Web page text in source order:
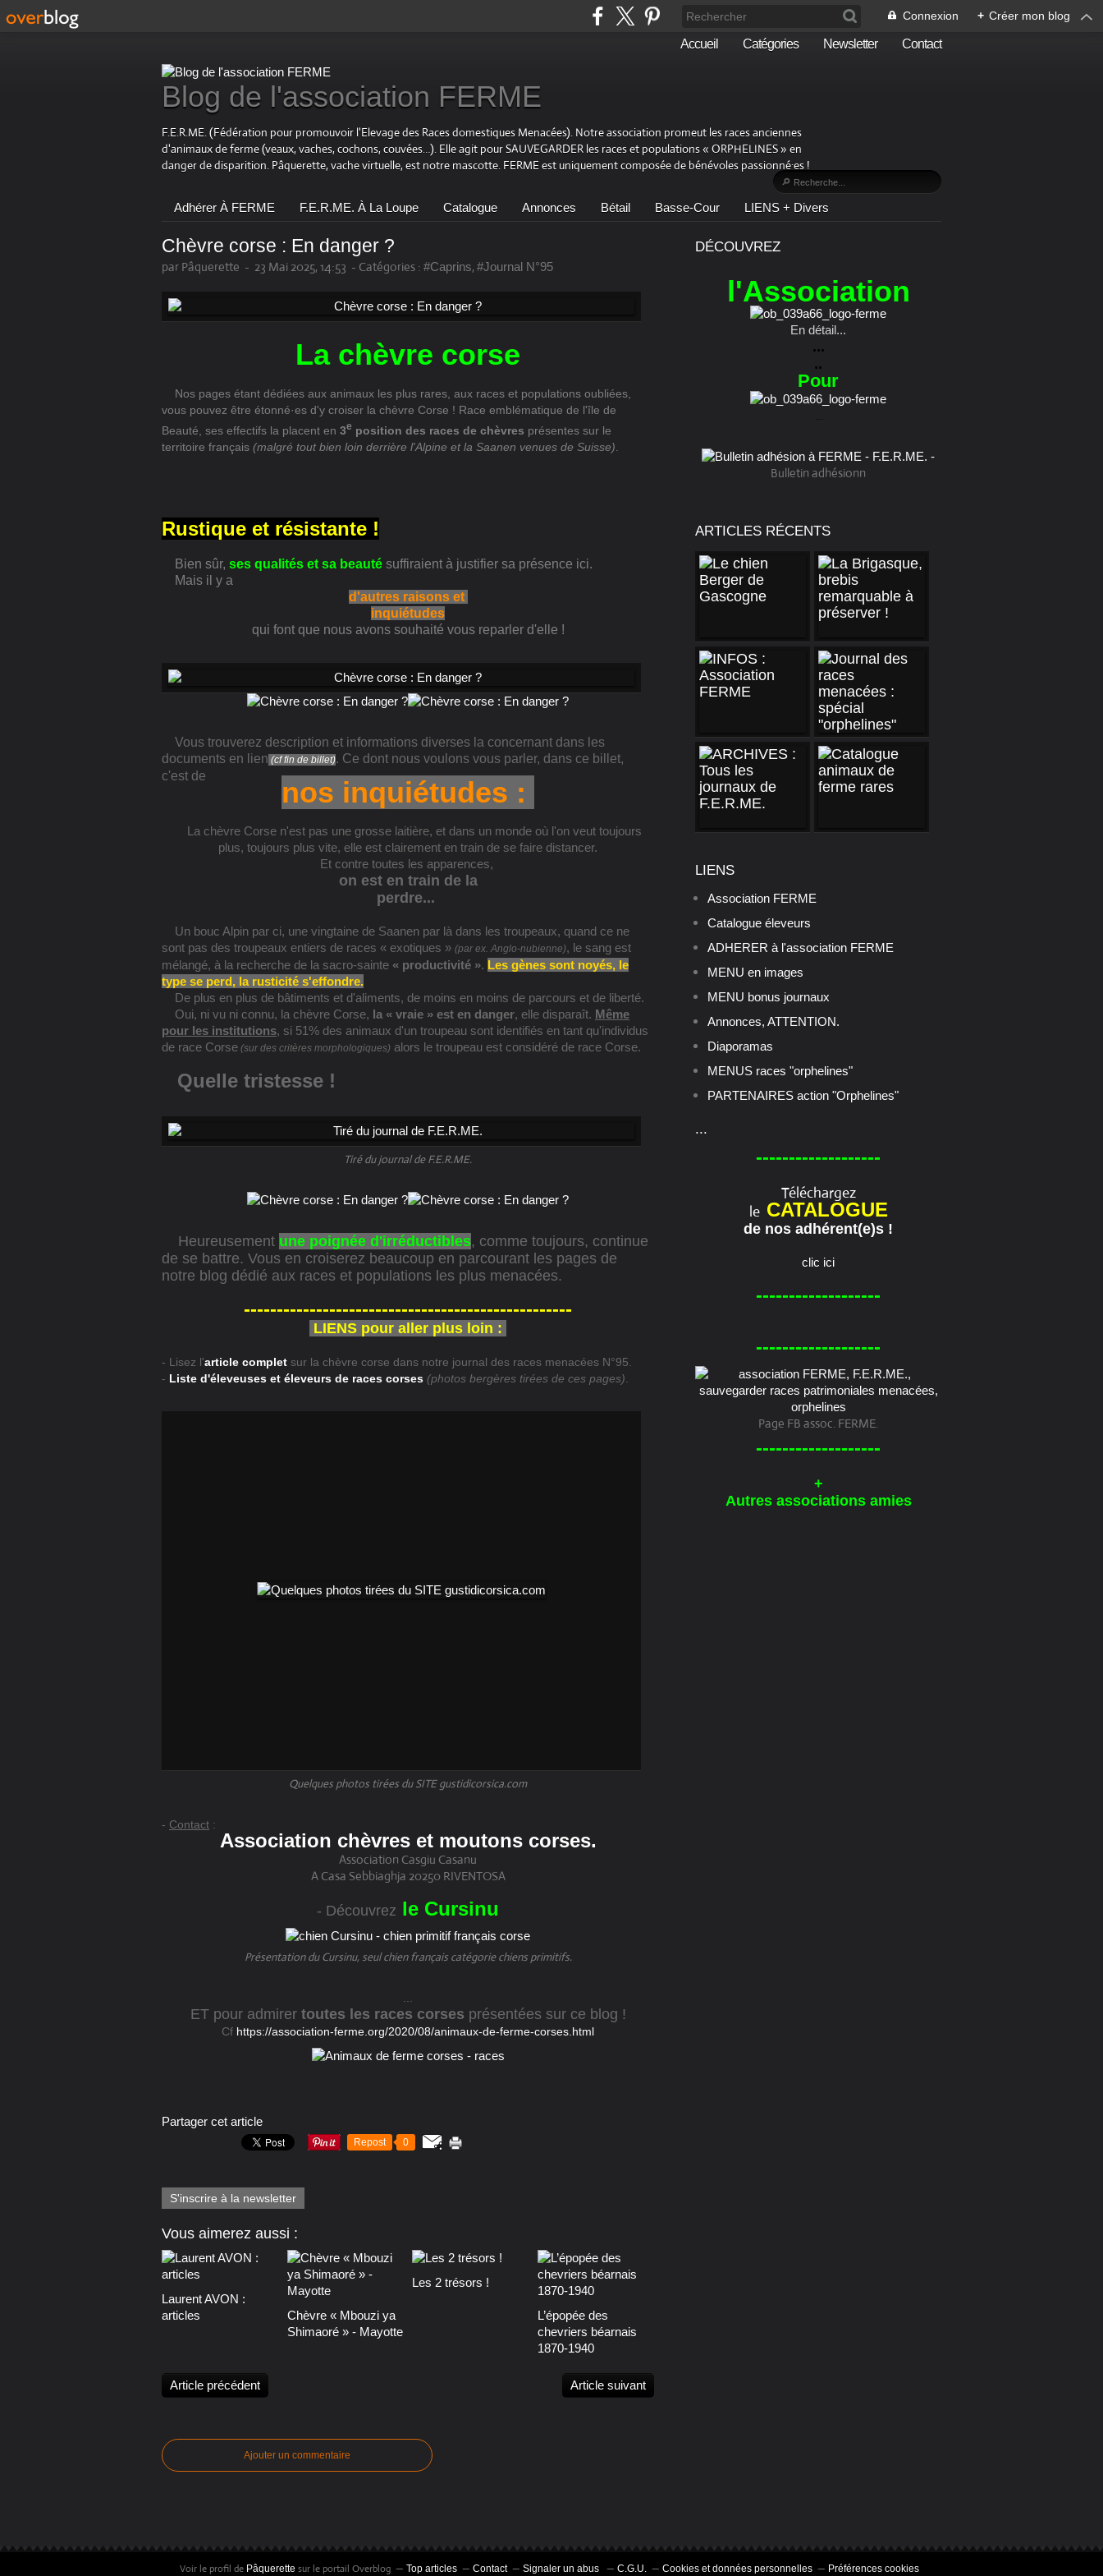
Connexion + Créer mon blog
Accueil Catégories Newsletter Contact
Blog de l'association FERME
F.E.R.ME. (Fédération pour promouvoir l'Elevage des Races domestiques Menacées). Notre association promeut les races anciennes
d'animaux de ferme (veaux, vaches, cochons, couvées…). Elle agit pour SAUVEGARDER les races et populations « ORPHELINES » en
danger de disparition. Pâquerette, vache virtuelle, est notre mascotte. FERME est uniquement composée de bénévoles passionné·es !
Adhérer À FERME F.E.R.ME. À La Loupe Catalogue Annonces Bétail Basse-Cour LIENS + Divers
Chèvre corse : En danger ?
par Pâquerette - 23 Mai 2025, 14:53 - Catégories : #Caprins, #Journal N°95
La chèvre corse
Nos pages étant dédiées aux animaux les plus rares, aux races et populations oubliées,
vous pouvez être étonné·es d'y croiser la chèvre Corse ! Race emblématique de l'île de
Beauté, ses effectifs la placent en 3e position des races de chèvres présentes sur le
territoire français (malgré tout bien loin derrière l'Alpine et la Saanen venues de Suisse)
Rustique et résistante !
Bien sûr, ses qualités et sa beauté suffiraient à justifier sa présence ici.
Mais il y a
d'autres raisons et
inquiétudes
qui font que nous avons souhaité vous reparler d'elle !
Vous trouverez description et informations diverses la concernant dans les
documents en lien (cf fin de billet). Ce dont nous voulons vous parler, dans ce billet,
c'est de
nos inquiétudes :
La chèvre Corse n'est pas une grosse laitière, et dans un monde où l'on veut toujours
plus, toujours plus vite, elle est clairement en train de se faire distancer.
Et contre toutes les apparences,
on est en train de la
perdre...
Un bouc Alpin par ci, une vingtaine de Saanen par là dans les troupeaux, quand ce ne
sont pas des troupeaux entiers de races « exotiques » (par ex. Anglo-nubienne), le sang est
mélangé, à la recherche de la sacro-sainte « productivité ». Les gènes sont noyés, le
type se perd, la rusticité s'effondre.
De plus en plus de bâtiments et d'aliments, de moins en moins de parcours et de liberté.
Oui, ni vu ni connu, la chèvre Corse, la « vraie » est en danger, elle disparaît. Même
pour les institutions, si 51% des animaux d'un troupeau sont identifiés en tant qu'individus
de race Corse (sur des critères morphologiques) alors le troupeau est considéré de race Corse.
Quelle tristesse !
Tiré du journal de F.E.R.ME.
Heureusement une poignée d'irréductibles, comme toujours, continue
de se battre. Vous en croiserez beaucoup en parcourant les pages de
notre blog dédié aux races et populations les plus menacées.
--------------------------------------------------
LIENS pour aller plus loin :
- Lisez l'article complet sur la chèvre corse dans notre journal des races menacées N°95.
- Liste d'éleveuses et éleveurs de races corses (photos bergères tirées de ces pages)
Quelques photos tirées du SITE gustidicorsica.com
- Contact :
Association chèvres et moutons corses.
Association Casgiu Casanu
A Casa Sebbiaghja 20250 RIVENTOSA
- Découvrez le Cursinu
Présentation du Cursinu, seul chien français catégorie chiens primitifs.
ET pour admirer toutes les races corses présentées sur ce blog !
Cf https://association-ferme.org/2020/08/animaux-de-ferme-corses.html
Partager cet article
Repost 0
S'inscrire à la newsletter
Vous aimerez aussi :
Laurent AVON :
articles
Chèvre « Mbouzi ya
Shimaoré » - Mayotte
Les 2 trésors !
L’épopée des
chevriers béarnais
1870-1940
Article précédent Article suivant
Ajouter un commentaire
DÉCOUVREZ
l'Association
En détail...
...
..
Pour
Bulletin adhésionn
ARTICLES RÉCENTS
LIENS
Association FERME
Catalogue éleveurs
ADHERER à l'association FERME
MENU en images
MENU bonus journaux
Annonces, ATTENTION.
Diaporamas
MENUS races "orphelines"
PARTENAIRES action "Orphelines"
...
-------------------
Téléchargez
le CATALOGUE
de nos adhérent(e)s !
clic ici
-------------------
-------------------
Page FB assoc. FERME.
-------------------
+
Autres associations amies
Voir le profil de Pâquerette sur le portail Overblog Top articles Contact Signaler un abus C.G.U. Cookies et données personnelles Préférences cookies